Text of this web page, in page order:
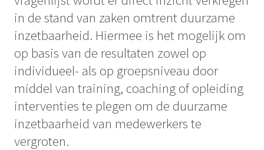
in de stand van zaken omtrent duurzame
inzetbaarheid. Hiermee is het mogelijk om
op basis van de resultaten zowel op
individueel- als op groepsniveau door
middel van training, coaching of opleiding
interventies te plegen om de duurzame
inzetbaarheid van medewerkers te
vergroten.